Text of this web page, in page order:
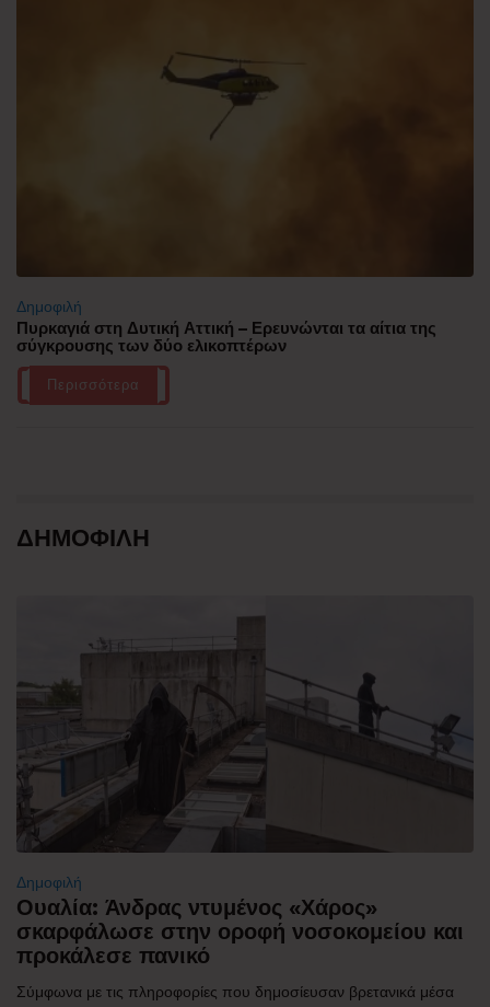
Δημοφιλή
Πυρκαγιά στη Δυτική Αττική – Ερευνώνται τα αίτια της
σύγκρουσης των δύο ελικοπτέρων
Περισσότερα
ΔΗΜΟΦΙΛΗ
Δημοφιλή
Ουαλία: Άνδρας ντυμένος «Χάρος»
σκαρφάλωσε στην οροφή νοσοκομείου και
προκάλεσε πανικό
Σύμφωνα με τις πληροφορίες που δημοσίευσαν βρετανικά μέσα